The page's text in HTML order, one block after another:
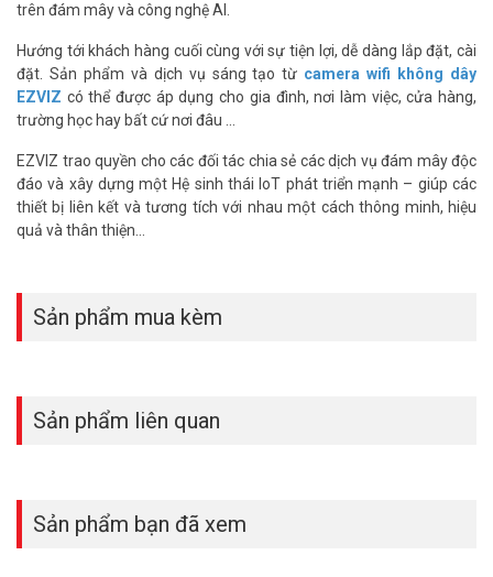
Kết nối không dây WiFi tiện lợi
Camera H6 hỗ trợ kết nối không dây WiFi, loại bỏ sự rườm rà của
dây cáp và giúp bạn dễ dàng cài đặt và cấu hình camera một cách
nhanh chóng. Chỉ cần kết nối với mạng WiFi trong nhà, bạn có thể
dễ dàng giám sát từ xa thông qua ứng dụng trên điện thoại di động
hoặc máy tính. Điều này đem đến sự linh hoạt và tiện ích cho việc
Thiết kế sang trọng và dễ lắp đặt
Camera EZVIZ H6 3Kcó thiết kế hiện đại, sang trọng và nhỏ gọn,
Camera H6 trở nên đơn giản và tiện lợi.
trên đám mây và công nghệ AI.
Hướng tới khách hàng cuối cùng với sự tiện lợi, dễ dàng lắp đặt, cài
đặt. Sản phẩm và dịch vụ sáng tạo từ camera wifi không dây
EZVIZ có thể được áp dụng cho gia đình, nơi làm việc, cửa hàng,
trường học hay bất cứ nơi đâu …
EZVIZ trao quyền cho các đối tác chia sẻ các dịch vụ đám mây độc
đáo và xây dựng một Hệ sinh thái IoT phát triển mạnh – giúp các
thiết bị liên kết và tương tích với nhau một cách thông minh, hiệu
quả và thân thiện…
Sản phẩm mua kèm
Sản phẩm liên quan
Sản phẩm bạn đã xem